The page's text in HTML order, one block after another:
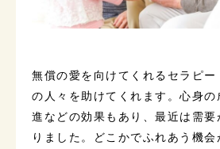
無償の愛を向けてくれるセラピー
の人々を助けてくれます。心身の
進などの効果もあり、最近は需要
りました。どこかでふれあう機